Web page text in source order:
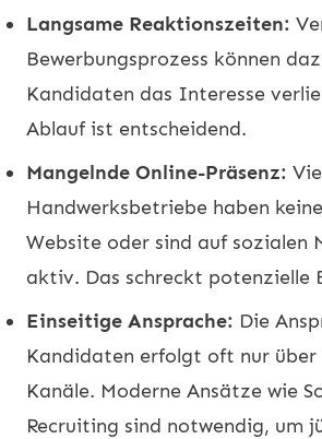
Langsame Reaktionszeiten:
Bewerbungsprozess können
Kandidaten das Interesse
Ablauf ist entscheidend.
Mangelnde Online-Präsenz:
Handwerksbetriebe haben
Website oder sind auf sozialen
aktiv. Das schreckt potenzielle
Einseitige Ansprache: Die
Kandidaten erfolgt oft nur
Kanäle. Moderne Ansätze wie
Recruiting sind notwendig, um